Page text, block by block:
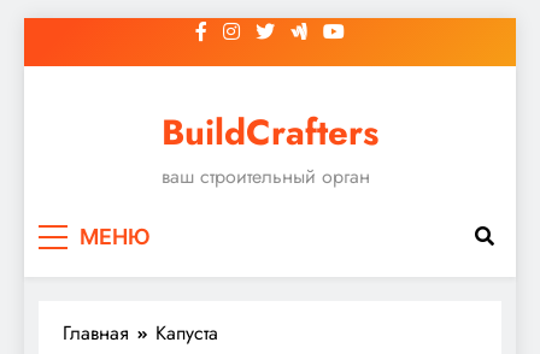
к
BuildCrafters
ваш строительный орган
МЕНЮ
Главная Капуста